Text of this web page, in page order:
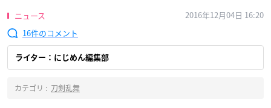
ニュース
2016年12月04日 16:20
16
ライター：にじめん編集部
カテゴリ : 刀剣乱舞